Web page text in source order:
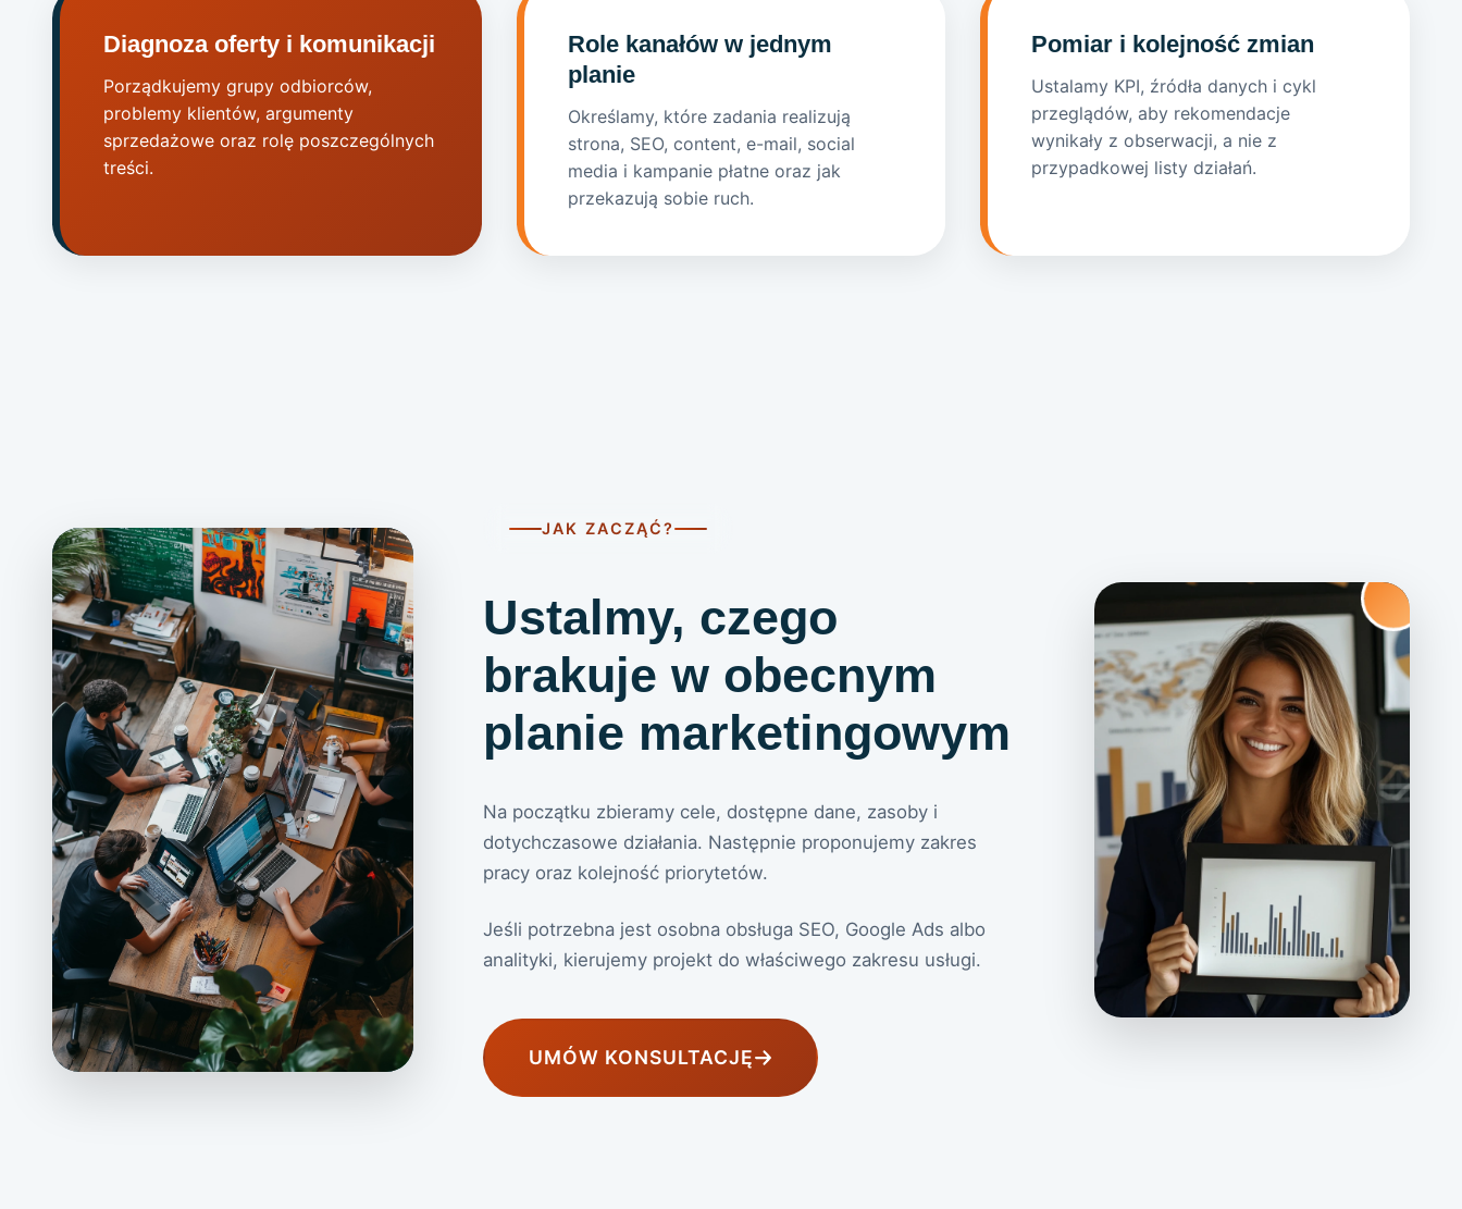
Diagnoza oferty i komunikacji
Porządkujemy grupy odbiorców,
problemy klientów, argumenty
sprzedażowe oraz rolę poszczególnych
treści.
Role kanałów w jednym
planie
Określamy, które zadania realizują
strona, SEO, content, e-mail, social
media i kampanie płatne oraz jak
przekazują sobie ruch.
Pomiar i kolejność zmian
Ustalamy KPI, źródła danych i cykl
przeglądów, aby rekomendacje
wynikały z obserwacji, a nie z
przypadkowej listy działań.
JAK ZACZĄĆ?
Ustalmy, czego
brakuje w obecnym
planie marketingowym
Na początku zbieramy cele, dostępne dane, zasoby i
dotychczasowe działania. Następnie proponujemy zakres
pracy oraz kolejność priorytetów.
Jeśli potrzebna jest osobna obsługa SEO, Google Ads albo
analityki, kierujemy projekt do właściwego zakresu usługi.
UMÓW KONSULTACJĘ